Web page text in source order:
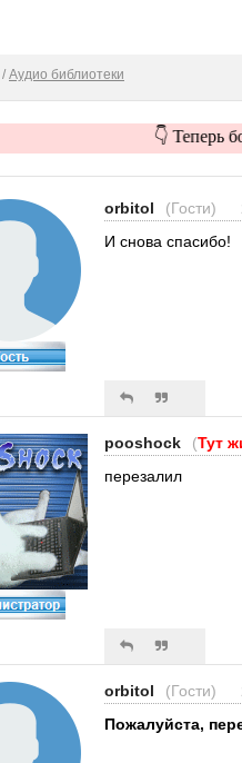
/ Аудио библиотеки
👇 Теперь
orbitol (Гости)
И снова спасибо!
pooshock (Тут
перезалил
orbitol (Гости)
Пожалуйста,